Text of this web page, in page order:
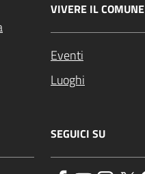
VIVERE IL COMUNE
Eventi
Luoghi
SEGUICI SU